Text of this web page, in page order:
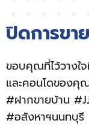
ปิดการขาย
ขอบคุณที่ไว้วางใ
และคอนโดของคุ
#ฝากขายบ้าน
#อสังหาฯนนทบุรี